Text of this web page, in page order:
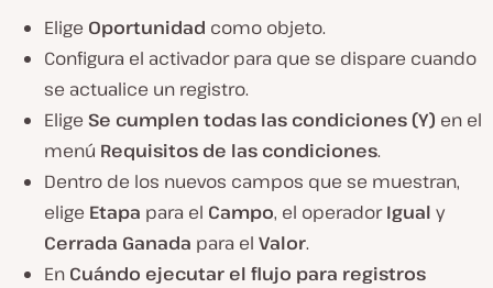
Elige Oportunidad como objeto.
Configura el activador para que se dispare cuando
se actualice un registro.
Elige Se cumplen todas las condiciones (Y) en el
menú Requisitos de las condiciones.
Dentro de los nuevos campos que se muestran,
elige Etapa para el Campo, el operadorIgual y
Cerrada Ganada para el Valor.
En Cuándo ejecutar el flujo para registros